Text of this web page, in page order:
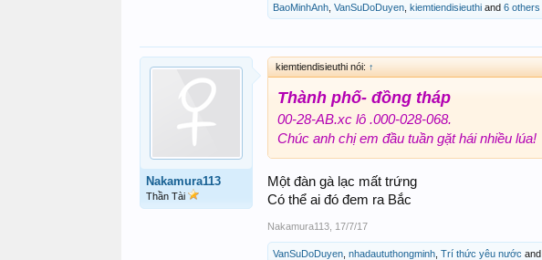
BaoMinhAnh VanSuDoDuyen kiemtiendisieuthi and 6 others
Nakamura113
Thần Tài
kiemtiendisieuthi nói: ↑
Thành phố- đồng tháp
00-28-AB.xc lô .000-028-068.
Chúc anh chị em đầu tuần gặt hái nhiều lúa!
Một đàn gà lạc mất trứng
Có thể ai đó đem ra Bắc
Nakamura113 17/7/17
VanSuDoDuyen nhadaututhongminh Trí thức yêu nước and